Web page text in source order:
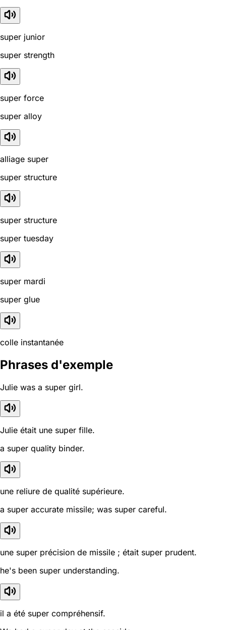
super junior
super strength
super force
super alloy
alliage super
super structure
super structure
super tuesday
super mardi
super glue
colle instantanée
Phrases d'exemple
Julie was a super girl.
Julie était une super fille.
a super quality binder.
une reliure de qualité supérieure.
a super accurate missile; was super careful.
une super précision de missile ; était super prudent.
he's been super understanding.
il a été super compréhensif.